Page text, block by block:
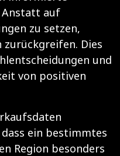
Anstatt auf
zu setzen,
Dies
und
von positiven
ein bestimmtes
Region besonders